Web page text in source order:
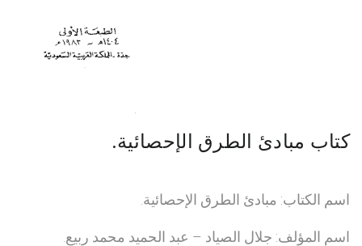
كتاب مبادئ الطرق الإحصائية.
اسم الكتاب: مبادئ الطرق الإحصائية.
اسم المؤلف: جلال الصياد – عبد الحميد محمد ربيع.